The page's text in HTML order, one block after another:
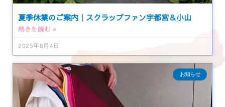
夏季休業のご案内｜スクラップファン宇都宮＆小山
続きを読む »
2025年8月4日
お知らせ